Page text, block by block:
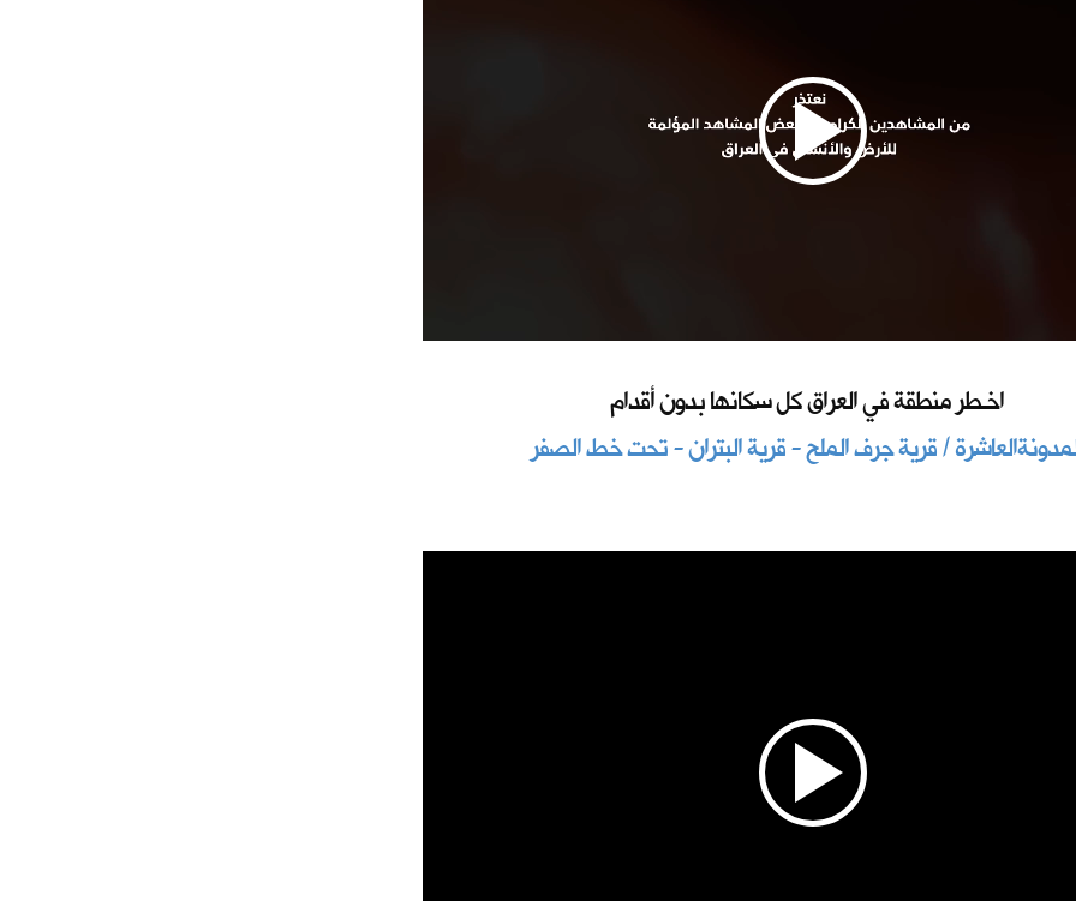
اخـطر منطقة في العراق كل سكانها بدون أقدام
/ قرية جرف الملح - قرية البتران - تحت خط الصفر